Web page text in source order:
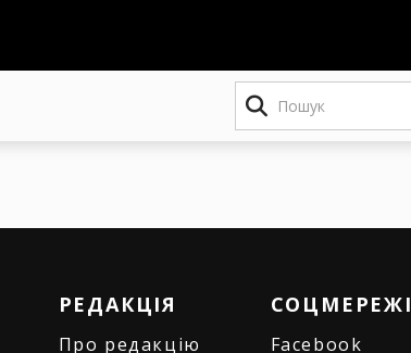
Пошук
РЕДАКЦІЯ
Про редакцію
СОЦМЕРЕЖІ
Facebook